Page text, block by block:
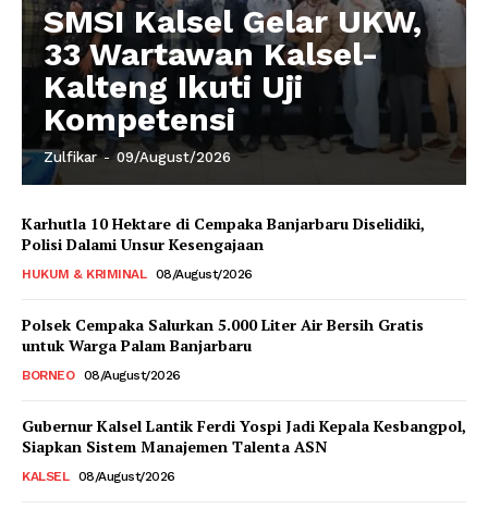
SMSI Kalsel Gelar UKW,
33 Wartawan Kalsel-
Kalteng Ikuti Uji
Kompetensi
Zulfikar - 09/August/2026
Karhutla 10 Hektare di Cempaka Banjarbaru Diselidiki,
Polisi Dalami Unsur Kesengajaan
HUKUM & KRIMINAL 08/August/2026
Polsek Cempaka Salurkan 5.000 Liter Air Bersih Gratis
untuk Warga Palam Banjarbaru
BORNEO 08/August/2026
Gubernur Kalsel Lantik Ferdi Yospi Jadi Kepala Kesbangpol,
Siapkan Sistem Manajemen Talenta ASN
KALSEL 08/August/2026